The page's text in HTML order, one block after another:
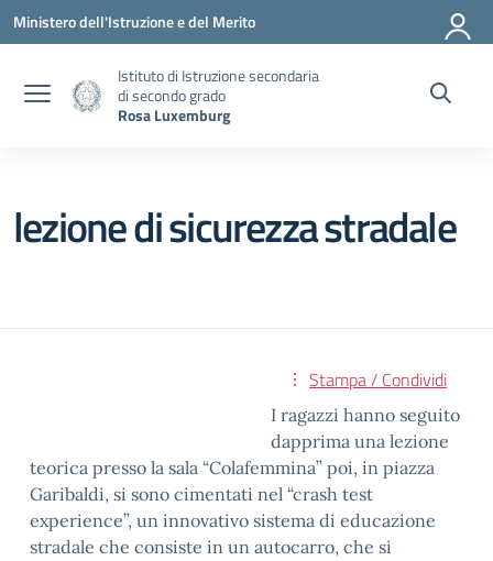
Vai ai contenuti
Vai al menu di navigazione
Vai al footer
Ministero dell'Istruzione e del Merito
Istituto di Istruzione secondaria
di secondo grado
Rosa Luxemburg
lezione di sicurezza stradale
Stampa / Condividi
I ragazzi hanno seguito
dapprima una lezione
teorica presso la sala “Colafemmina” poi, in piazza
Garibaldi, si sono cimentati nel “crash test
experience”, un innovativo sistema di educazione
stradale che consiste in un autocarro, che si